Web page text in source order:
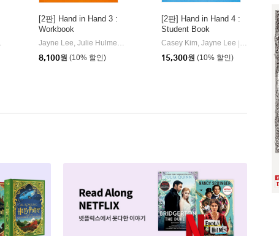
이퓨쳐(e-future)
[2판] Hand in Hand 3 :
Workbook
|
이퓨쳐(e-future)
8,100원 (10% 할인)
[2판] Hand in Hand 4 :
Student Book
Casey Kim, Jayne Lee |
이퓨쳐(e-
15,300원 (10% 할인)